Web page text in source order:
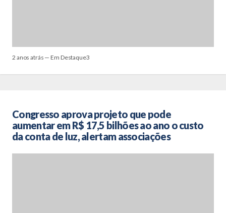
2 anos atrás — Em Destaque3
Congresso aprova projeto que pode
aumentar em R$ 17,5 bilhões ao ano o custo
da conta de luz, alertam associações